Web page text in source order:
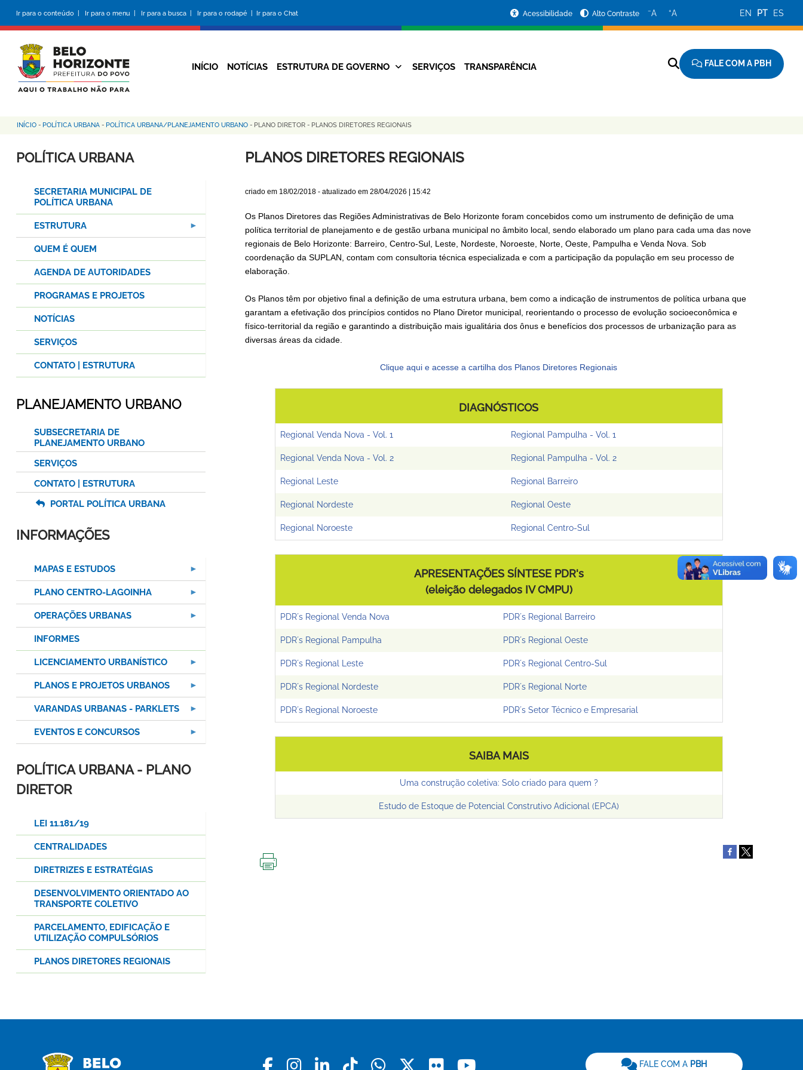
conteúdo
principal
Ir para o conteúdo | Ir para o menu | Ir para a busca | Ir para o rodapé | Ir para o Chat
da
Prefeitura
Acessibilidade Alto Contraste −A +A EN PT ES
Navegação
INÍCIO NOTÍCIAS ESTRUTURA DE GOVERNO SERVIÇOS TRANSPARÊNCIA FALE COM A PBH
Trilha
de
INÍCIO - POLÍTICA URBANA - POLÍTICA URBANA/PLANEJAMENTO URBANO - PLANO DIRETOR - PLANOS DIRETORES REGIONAIS
PLANOS DIRETORES REGIONAIS
criado em 18/02/2018- atualizado em 28/04/2026 | 15:42
Os Planos Diretores das Regiões Administrativas de Belo Horizonte foram concebidos como um instrumento de definição de uma
política territorial de planejamento e de gestão urbana municipal no âmbito local, sendo elaborado um plano para cada uma das nove
regionais de Belo Horizonte: Barreiro, Centro-Sul, Leste, Nordeste, Noroeste, Norte, Oeste, Pampulha e Venda Nova. Sob
coordenação da SUPLAN, contam com consultoria técnica especializada e com a participação da população em seu processo de
elaboração.
Os Planos têm por objetivo final a definição de uma estrutura urbana, bem como a indicação de instrumentos de política urbana que
garantam a efetivação dos princípios contidos no Plano Diretor municipal, reorientando o processo de evolução socioeconômica e
físico-territorial da região e garantindo a distribuição mais igualitária dos ônus e benefícios dos processos de urbanização para as
diversas áreas da cidade.
Clique aqui e acesse a cartilha dos Planos Diretores Regionais
DIAGNÓSTICOS
Regional Venda Nova - Vol. 1 Regional Pampulha - Vol. 1
Regional Venda Nova - Vol. 2 Regional Pampulha - Vol. 2
Regional Leste Regional Barreiro
Regional Nordeste Regional Oeste
Regional Noroeste Regional Centro-Sul
APRESENTAÇÕES SÍNTESE PDR's
(eleição delegados IV CMPU)
PDR´s Regional Venda Nova PDR´s Regional Barreiro
PDR´s Regional Pampulha PDR´s Regional Oeste
PDR´s Regional Leste PDR´s Regional Centro-Sul
PDR´s Regional Nordeste PDR´s Regional Norte
PDR´s Regional Noroeste PDR´s Setor Técnico e Empresarial
SAIBA MAIS
Uma construção coletiva: Solo criado para quem ?
Estudo de Estoque de Potencial Construtivo Adicional (EPCA)
POLÍTICA URBANA
SECRETARIA MUNICIPAL DE
POLÍTICA URBANA
ESTRUTURA
QUEM É QUEM
AGENDA DE AUTORIDADES
PROGRAMAS E PROJETOS
NOTÍCIAS
SERVIÇOS
CONTATO | ESTRUTURA
PLANEJAMENTO URBANO
SUBSECRETARIA DE
PLANEJAMENTO URBANO
SERVIÇOS
CONTATO | ESTRUTURA
PORTAL POLÍTICA URBANA
INFORMAÇÕES
MAPAS E ESTUDOS
PLANO CENTRO-LAGOINHA
OPERAÇÕES URBANAS
INFORMES
LICENCIAMENTO URBANÍSTICO
PLANOS E PROJETOS URBANOS
VARANDAS URBANAS - PARKLETS
EVENTOS E CONCURSOS
POLÍTICA URBANA - PLANO
DIRETOR
LEI 11.181/19
CENTRALIDADES
DIRETRIZES E ESTRATÉGIAS
DESENVOLVIMENTO ORIENTADO AO
TRANSPORTE COLETIVO
PARCELAMENTO, EDIFICAÇÃO E
UTILIZAÇÃO COMPULSÓRIOS
PLANOS DIRETORES REGIONAIS
FALE COM A PBH